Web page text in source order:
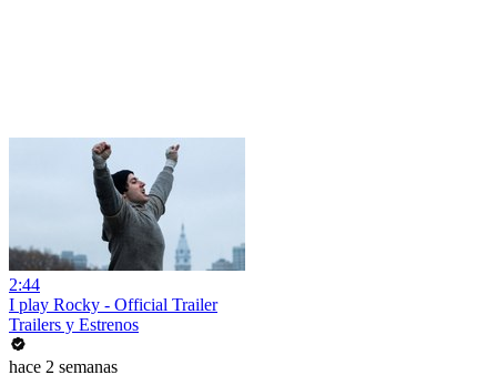
2:44
I play Rocky - Official Trailer
Trailers y Estrenos
hace 2 semanas